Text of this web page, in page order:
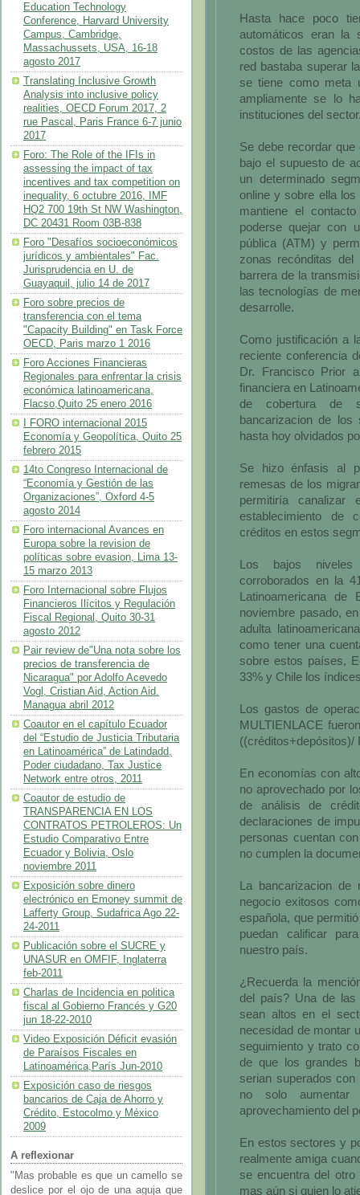
Education Technology
Conference, Harvard University
Campus, Cambridge,
Massachussets, USA, 16-18
agosto 2017
Translating Inclusive Growth
Analysis into inclusive policy
realities, OECD Forum 2017, 2
rue Pascal, Paris France 6-7 junio
2017
Foro: The Role of the IFIs in
assessing the impact of tax
incentives and tax competition on
inequality, 6 octubre 2016, IMF
HQ2 700 19th St NW Washington,
DC 20431 Room 03B-838
Foro "Desafíos socioeconómicos
jurídicos y ambientales" Fac.
Jurisprudencia en U. de
Guayaquil, julio 14 de 2017
Foro sobre precios de
transferencia con el tema
"Capacity Building" en Task Force
OECD, Paris marzo 1 2016
Foro Acciones Financieras
Regionales para enfrentar la crisis
económica latinoamericana,
Flacso,Quito 25 enero 2016
I FORO internacional 2015
Economía y Geopolítica, Quito 25
febrero 2015
14to Congreso Internacional de
“Economía y Gestión de las
Organizaciones”, Oxford 4-5
agosto 2014
Foro internacional Avances en
Europa sobre la revision de
políticas sobre evasion, Lima 13-
15 marzo 2013
Foro Internacional sobre Flujos
Financieros Ilícitos y Regulación
Fiscal Regional, Quito 30-31
agosto 2012
Pair review de"Una nota sobre los
precios de transferencia de
Nicaragua" por Adolfo Acevedo
Vogl, Cristian Aid, Action Aid.
Managua abril 2012
Coautor en el capítulo Ecuador
del “Estudio de Justicia Tributaria
en Latinoamérica” de Latindadd,
Poder ciudadano, Tax Justice
Network entre otros, 2011
Coautor de estudio de
TRANSPARENCIA EN LOS
CONTRATOS PETROLEROS: Un
Estudio Comparativo Entre
Ecuador y Bolivia, Oslo
noviembre 2011
Exposición sobre dinero
electrónico en Emoney summit de
Lafferty Group, Sudafrica Ago 22-
24-2011
Publicación sobre el SUCRE y
UNASUR en OMFIF, Inglaterra
feb-2011
Charlas de Incidencia en politica
fiscal al Gobierno Francés y G20
jun 18-22-2010
Video Exposición Déficit evasión
de Paraísos Fiscales en
Latinoamérica,París Jun-2010
Exposición caso de riesgos
bancarios de Caja de Ahorro y
Crédito, Estocolmo y México
2009
A reflexionar
"Mas probable es que un camello se
deslice por el ojo de una aguja que
Hasta hace poco
automáticos eran la
costos de las
red bastaba superar
se tiene como meta
ampliamente se lo
instituciones del
Se debe recordar
bajo el supuesto de
un determinado
online y sobre ella
mantiene el
poderse quejar con
pública (ATM) y
zonas recónditas
barrera de la
las tecnologías de
desarrolle.
Como justificación a
reciente conferencia
Dr. Francisco Prior
financiera en
de cobertura de
bancarizacion de
hasta hoy olvidados
Se hizo énfasis al
remesas de los
permitiría
establecimiento de
créditos en estos
Los bajos niveles
corroborados en la
Latinoamericana de
noviembre pasado,
adulta
como tener una
sobre estos países,
33% y Chile los
Los gastos de
MULTIENLACE
((créditos+depósitos)/
En economías con
no aprovechado por
de análisis de
declaraciones de
personas cuentan
no cumplen la
La bancarizacion de
negocio exitosos
española, que
puedan calificar
nuestro país.
¿Recuerda la
del país? Una de
sean altos en el
necesidad de montar
seguimiento y trato
de que los grandes
serian superados
no solo
aprovechamiento del
En estos sectores y
realmente amiga
se encuentra del otro
mas aún si quien lo